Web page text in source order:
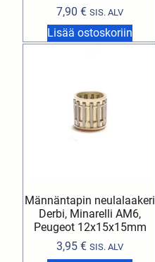
7,90€ SIS. ALV
Lisää ostoskoriin
Männäntapin neulalaakeri
Derbi, Minarelli AM6,
Peugeot 12x15x15mm
3,95€ SIS. ALV